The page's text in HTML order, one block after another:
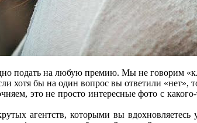
подать на любую премию. Мы не говорим
хотя бы на один вопрос вы ответили «нет»,
это не просто интересные фото с
агентств, которыми вы